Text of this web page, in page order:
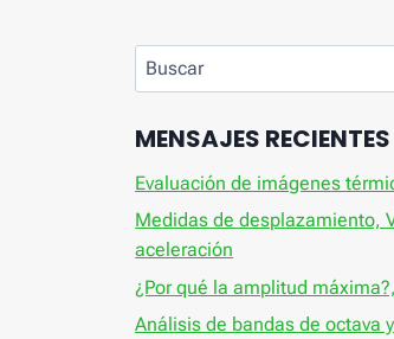
Buscar:
MENSAJES RECIENTES
Evaluación de imágenes
Medidas de desplazamiento,
aceleración
¿Por qué la amplitud
Análisis de bandas de octava